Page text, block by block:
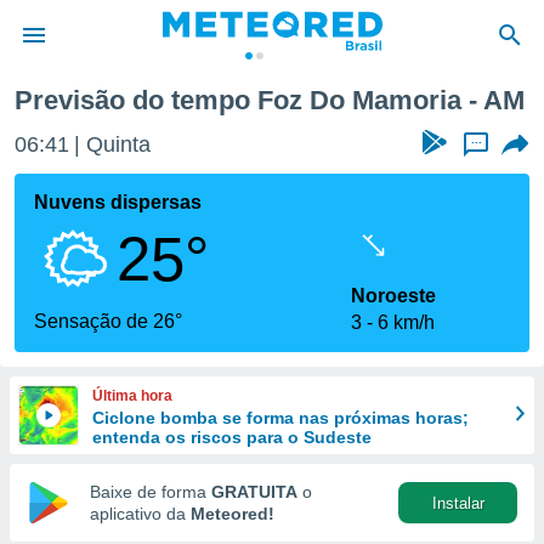
da
fornecidas
a este
das
e
forma
digital
Previsão do tempo Foz Do Mamoria - AM
06:41 Quinta ...
Nuvens dispersas
25°
Sensação de 26°
Noroeste
3
6 km/h
Última hora
Ciclone bomba se forma nas próximas horas;
entenda os riscos para o Sudeste
Baixe de forma GRATUITA o
aplicativo da Meteored!
Instalar